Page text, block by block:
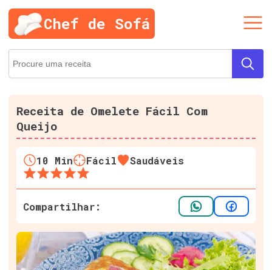
Chef de Sofá
Receita de Omelete Fácil Com
Queijo
10 Min Fácil Saudáveis
Compartilhar: